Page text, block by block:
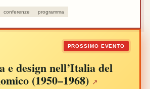
conferenze programma
PROSSIMO EVENTO
e design nell’Italia del
(1950–1968) ↗